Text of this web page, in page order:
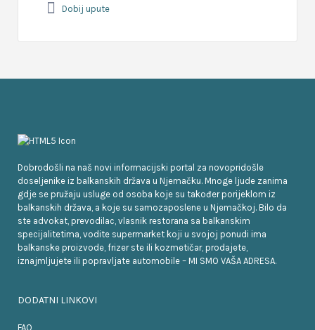
Dobij upute
Dobrodošli na naš novi informacijski portal za novopridošle
doseljenike iz balkanskih država u Njemačku. Mnoge ljude zanima
gdje se pružaju usluge od osoba koje su također porijeklom iz
balkanskih država, a koje su samozaposlene u Njemačkoj. Bilo da
ste advokat, prevodilac, vlasnik restorana sa balkanskim
specijalitetima, vodite supermarket koji u svojoj ponudi ima
balkanske proizvode, frizer ste ili kozmetičar, prodajete,
iznajmljujete ili popravljate automobile – MI SMO VAŠA ADRESA.
DODATNI LINKOVI
FAQ